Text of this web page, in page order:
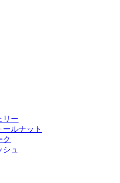
リー
ルナット
ク
ュ